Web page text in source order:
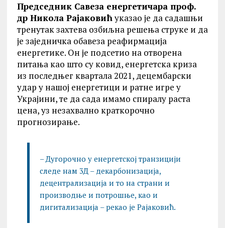
Председник Савеза енергетичара проф.
др Никола Рајаковићуказао је да садашњи
тренутак захтева озбиљна решења струке и да
је заједничка обавеза реафирмација
енергетике. Он је подсетио на отворена
питања као што су ковид, енергетска криза
из последњег квартала 2021, децембарски
удар у нашој енергетици и ратне игре у
Украјини, те да сада имамо спиралу раста
цена, уз незахвално краткорочно
прогнозирање.
– Дугорочно у енергетској транзицији
следе нам 3Д – декарбонизација,
децентрализација и то на страни и
производње и потрошње, као и
дигитализација – рекао је Рајаковић.